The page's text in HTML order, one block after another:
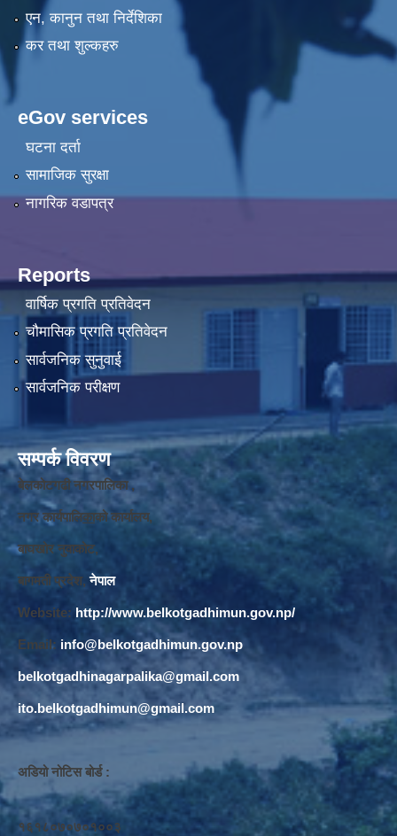
एन, कानुन तथा निर्देशिका
कर तथा शुल्कहरु
eGov services
घटना दर्ता
सामाजिक सुरक्षा
नागरिक वडापत्र
Reports
वार्षिक प्रगति प्रतिवेदन
चौमासिक प्रगति प्रतिवेदन
सार्वजनिक सुनुवाई
सार्वजनिक परीक्षण
सम्पर्क विवरण
बेलकोटगढी नगरपालिका ,
नगर कार्यपालिकाको कार्यालय,
बाघखोर नुवाकोट,
बागमती प्रदेश, नेपाल
Website: http://www.belkotgadhimun.gov.np/
Email: info@belkotgadhimun.gov.np
belkotgadhinagarpalika@gmail.com
ito.belkotgadhimun@gmail.com
अडियो नोटिस बोर्ड :
१६१८०७०७०१००३